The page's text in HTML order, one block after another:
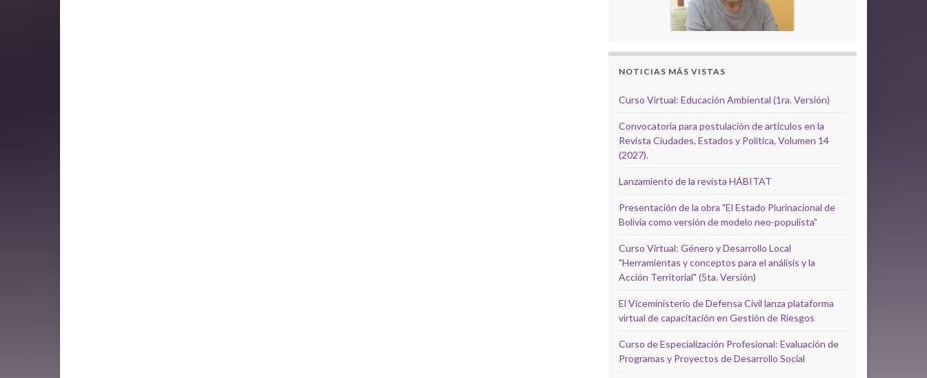
NOTICIAS MÁS VISTAS
Curso Virtual: Educación Ambiental (1ra. Versión)
Convocatoria para postulación de artículos en la
Revista Ciudades, Estados y Política, Volumen 14
(2027).
Lanzamiento de la revista HÁBITAT
Presentación de la obra "El Estado Plurinacional de
Bolivia como versión de modelo neo-populista"
Curso Virtual: Género y Desarrollo Local
"Herramientas y conceptos para el análisis y la
Acción Territorial" (5ta. Versión)
El Viceministerio de Defensa Civil lanza plataforma
virtual de capacitación en Gestión de Riesgos
Curso de Especialización Profesional: Evaluación de
Programas y Proyectos de Desarrollo Social